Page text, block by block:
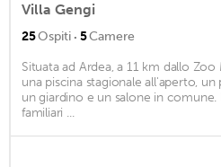
Villa Gengi
25Ospiti · 5Camere
Situata ad Ardea, a 11 km dallo
una piscina stagionale all'aperto,
un giardino e un salone in comune.
familiari ...